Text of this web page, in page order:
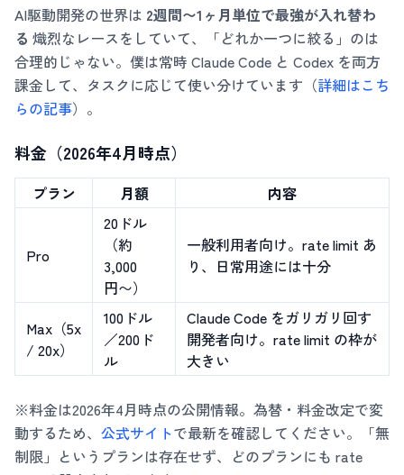
AI駆動開発の世界は 2週間〜1ヶ月単位で最強が入れ替わ
る 熾烈なレースをしていて、「どれか一つに絞る」のは
合理的じゃない。僕は常時 Claude Code と Codex を両方
課金して、タスクに応じて使い分けています（詳細はこち
らの記事）。
料金（2026年4月時点）
プラン 月額 内容
Pro
20ドル
（約
3,000
円〜）
一般利用者向け。rate limit あ
り、日常用途には十分
Max（5x
/ 20x）
100ドル
／200ド
ル
Claude Code をガリガリ回す
開発者向け。rate limit の枠が
大きい
※料金は2026年4月時点の公開情報。為替・料金改定で変
動するため、 公式サイトで最新を確認してください。「無
制限」というプランは存在せず、どのプランにも rate